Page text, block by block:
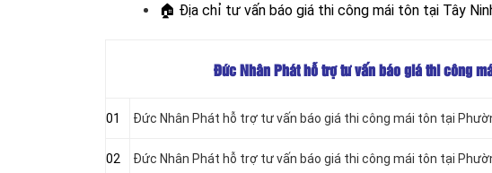
🏠 Địa chỉ tư vấn báo giá thi công mái tôn tại Tây
Đức Nhân Phát hỗ trợ tư vấn báo giá thi công
01 Đức Nhân Phát hỗ trợ tư vấn báo giá thi công mái tôn tại
02 Đức Nhân Phát hỗ trợ tư vấn báo giá thi công mái tôn tại